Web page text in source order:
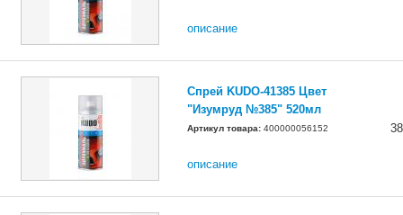
описание
Спрей KUDO-41385 Цвет
"Изумруд №385" 520мл
Артикул товара: 400000056152
описание